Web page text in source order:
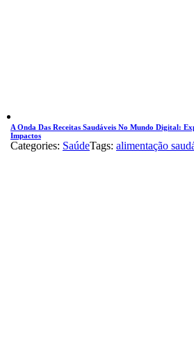
A Onda Das Receitas Saudáveis No Mundo Digital:
Impactos
Categories: SaúdeTags: alimentação